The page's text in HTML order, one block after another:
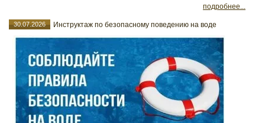
подробнее...
30.07.2026 Инструктаж по безопасному поведению на воде